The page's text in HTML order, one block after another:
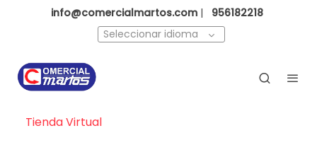
info@comercialmartos.com |
956182218
Seleccionar idioma
Tienda Virtual